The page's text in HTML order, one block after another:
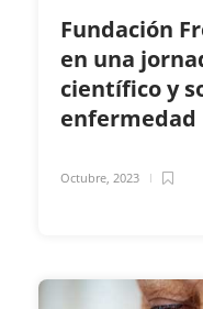
Fundación
en una
científico y
enfermedad
Octubre, 2023